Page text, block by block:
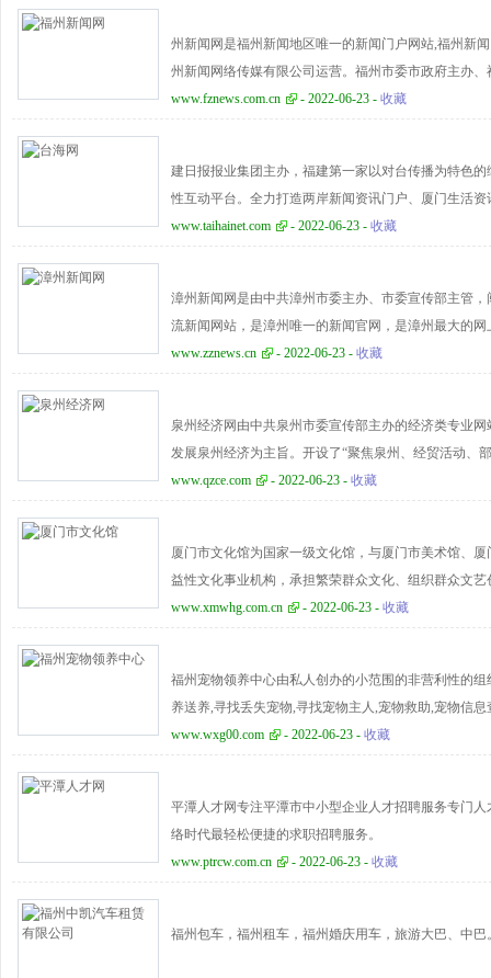
州新闻网是福州新闻地区唯一的新闻门户网站,福州新
州新闻网络传媒有限公司运营。福州市委市政府主办
市新闻、社会新闻、经济新闻、旅游新闻、美食新闻
www.fznews.com.cn - 2022-06-23 - 收藏
建日报报业集团主办，福建第一家以对台传播为特色
性互动平台。全力打造两岸新闻资讯门户、厦门生活资
www.taihainet.com
- 2022-06-23 - 收藏
漳州新闻网是由中共漳州市委主办、市委宣传部主管
流新闻网站，是漳州唯一的新闻官网，是漳州最大的
漳州走向世界”的一个重要窗口。为漳州及周边人群提
www.zznews.cn - 2022-06-23 - 收藏
泉州经济网由中共泉州市委宣传部主办的经济类专业
发展泉州经济为主旨。开设了“聚焦泉州、经贸活动、
产业、海西直播、非遗展播、人物访谈、泉州医声、
www.qzce.com - 2022-06-23 - 收藏
厦门市文化馆为国家一级文化馆，与厦门市美术馆、
益性文化事业机构，承担繁荣群众文化、组织群众文
展览与收藏、民族民间文化保护与传承以及公共数字
承、保护工作与文创衍生品的研发推广。文化馆现位
有音乐、舞蹈、戏剧、曲艺、美术、书法等排练厅、
术展厅、平面艺术展厅、精品展厅和多媒体展厅等展
www.xmwhg.com.cn - 2022-06-23 - 收藏
福州宠物领养中心由私人创办的小范围的非营利性的
养送养,寻找丢失宠物,寻找宠物主人,宠物救助,宠物信
www.wxg00.com
- 2022-06-23 - 收藏
平潭人才网专注平潭市中小型企业人才招聘服务专门
络时代最轻松便捷的求职招聘服务。
www.ptrcw.com.cn
- 2022-06-23 - 收藏
福州包车，福州租车，福州婚庆用车，旅游大巴、中巴